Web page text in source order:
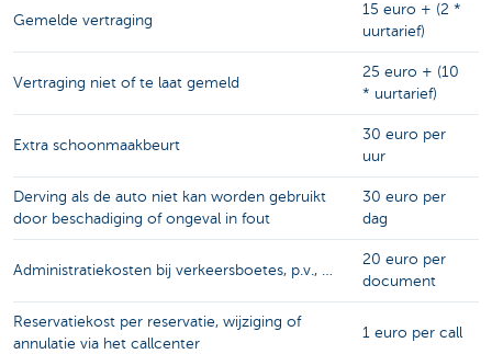
Gemelde vertraging
15 euro + (2 *
uurtarief)
Vertraging niet of te laat gemeld
25 euro + (10
* uurtarief)
Extra schoonmaakbeurt
30 euro per
uur
Derving als de auto niet kan worden gebruikt
door beschadiging of ongeval in fout
30 euro per
dag
Administratiekosten bij verkeersboetes, p.v., …
20 euro per
document
Reservatiekost per reservatie, wijziging of
annulatie via het callcenter
1 euro per call